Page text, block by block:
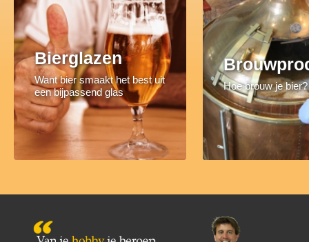
Bierglazen
Want bier smaakt het best uit
een bijpassend glas
Hoe brouw je bier?